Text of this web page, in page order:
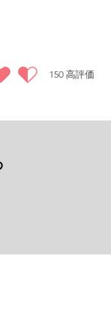
150 高評価
件, 高評価